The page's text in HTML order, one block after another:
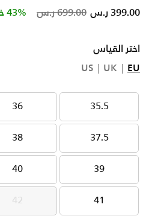
Price reduced from
699.00 ر.س to 399.00 ر.س 43% خصم
اختر القياس
EU
UK
US
35.5
35.5
36
36
37.5
37.5
38
38
39
39
40
40
41
41
42
42